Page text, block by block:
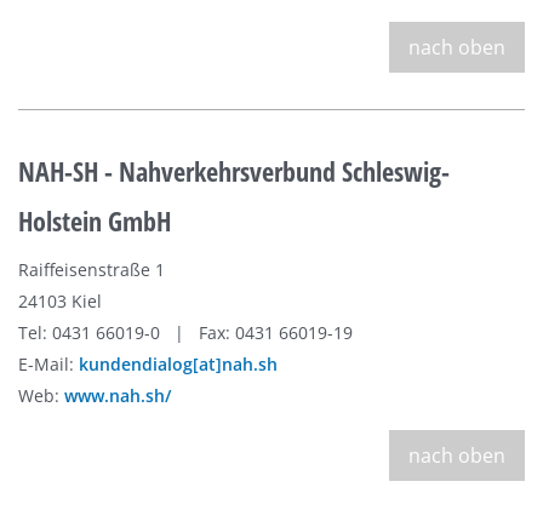
nach oben
NAH-SH - Nahverkehrsverbund Schleswig-
Holstein GmbH
Raiffeisenstraße 1
24103 Kiel
Tel: 0431 66019-0 | Fax: 0431 66019-19
E-Mail: kundendialog[at]nah.sh
Web: www.nah.sh/
nach oben